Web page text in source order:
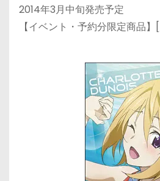
2014年3月中旬発売予定
【イベント・予約分限定商